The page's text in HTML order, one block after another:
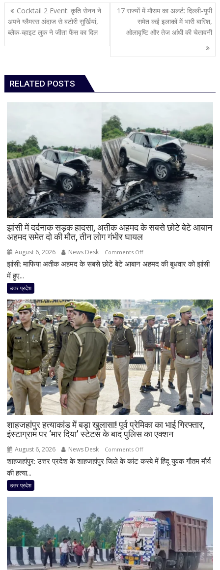
Post
navigation
Cocktail 2 Event: कृति सेनन ने
अपने ग्लैमरस अंदाज से बटोरी सुर्खियां,
ब्लैक-व्हाइट लुक ने जीता फैंस का दिल
17 राज्यों में मौसम का अलर्ट: दिल्ली-यूपी
समेत कई इलाकों में भारी बारिश,
ओलावृष्टि और तेज आंधी की चेतावनी
RELATED POSTS
झांसी में दर्दनाक सड़क हादसा, अतीक अहमद के सबसे छोटे बेटे आबान
अहमद समेत दो की मौत, तीन लोग गंभीर घायल
August 6, 2026 News Desk Comments Offon
झांसी
हादसा,
अतीक
अहमद
सबसे
छोटे
बेटे
आबान
अहमद
समेत
दो
की
मौत,
तीन
लोग
झांसी: माफिया अतीक अहमद के सबसे छोटे बेटे आबान अहमद की बुधवार को झांसी
में हुए...
उत्तर प्रदेश
शाहजहांपुर हत्याकांड में बड़ा खुलासा! पूर्व प्रेमिका का भाई गिरफ्तार,
इंस्टाग्राम पर ‘मार दिया’ स्टेटस के बाद पुलिस का एक्शन
August 6, 2026 News Desk Comments Offon
शाहजहांपुर
पूर्व
प्रेमिका
का
भाई
गिरफ्तार,
इंस्टाग्राम
शाहजहांपुर: उत्तर प्रदेश के शाहजहांपुर जिले के कांट कस्बे में हिंदू युवक गौतम मौर्य
की हत्या...
उत्तर प्रदेश